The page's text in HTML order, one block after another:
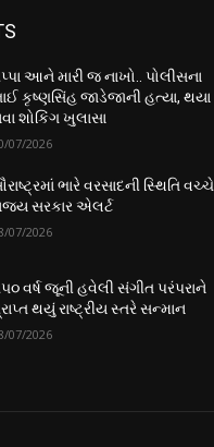
આને મારી જ નાખો.. પોલીસના
કૃષ્ણસિંહ જાડેજાની હત્યા, થયા
શોકિંગ ખુલાસા
07/2026
ભારે વરસાદની સ્થિતિ વચ્ચે
સરકાર એલર્ટ
07/2026
વર્ષ જૂની હવેલી સંગીત પરંપરાને
થયું રાષ્ટ્રીય સ્તરે સન્માન
07/2026